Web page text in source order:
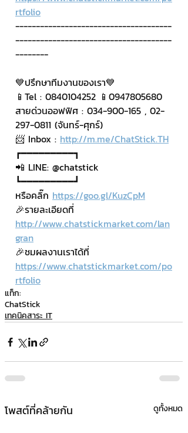
rtfolio
--------------------------------------
--------------------------------------
--------
💙ปรึกษาทีมงานของเรา💙
📱Tel : 0840104252 📱0947805680
สายด่วนออฟฟิศ : 034-900-165 , 02-
297-0811 (จันทร์-ศุกร์)
📨 Inbox : http://m.me/ChatStick.TH
┏━━━━━━━━━┓
📲 LINE: @chatstick
┗━━━━━━━━━┛
หรือคลิ๊ก https://goo.gl/KuzCpM
🎉รายละเอียดที่
http://www.chatstickmarket.com/lan
gran
🎉ชมผลงานเราได้ที่
https://www.chatstickmarket.com/po
rtfolio
แท็ก:
ChatStick
เทคนิคสาระ IT
โพสต์ที่คล้ายกัน ดูทั้งหมด